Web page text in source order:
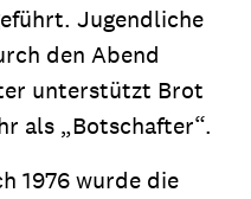
Jugendliche
den Abend
unterstützt Brot
als „Botschafter“.
1976 wurde die